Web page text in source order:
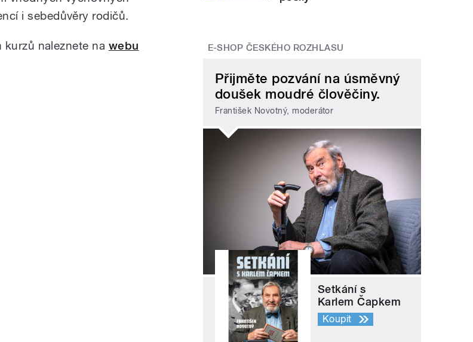
i sebedůvěry rodičů.
naleznete na webu
E-SHOP ČESKÉHO ROZHLASU
Přijměte pozvání na úsměvný
doušek moudré člověčiny.
František Novotný, moderátor
Setkání s
Karlem Čapkem
Koupit